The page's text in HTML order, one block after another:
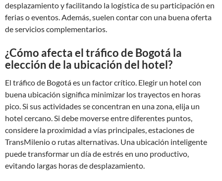
desplazamiento y facilitando la logística de su participación en
ferias o eventos. Además, suelen contar con una buena oferta
de servicios complementarios.
¿Cómo afecta el tráfico de Bogotá la
elección de la ubicación del hotel?
El tráfico de Bogotá es un factor crítico. Elegir un hotel con
buena ubicación significa minimizar los trayectos en horas
pico. Si sus actividades se concentran en una zona, elija un
hotel cercano. Si debe moverse entre diferentes puntos,
considere la proximidad a vías principales, estaciones de
TransMilenio o rutas alternativas. Una ubicación inteligente
puede transformar un día de estrés en uno productivo,
evitando largas horas de desplazamiento.